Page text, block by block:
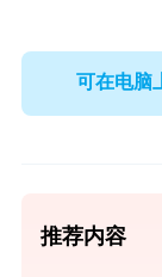
可在电脑
推荐内容